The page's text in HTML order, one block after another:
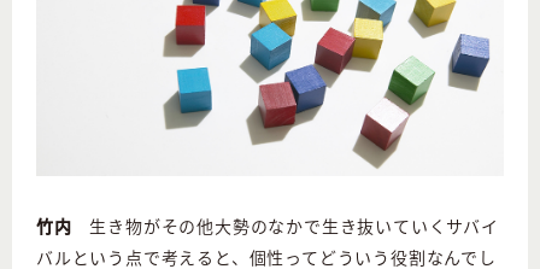
竹内 生き物がその他大勢のなかで生き抜いていくサバイ
バルという点で考えると、個性ってどういう役割なんでし